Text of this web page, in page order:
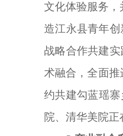
文化体验服务
造江永县青年
战略合作共建
术融合，全面
约共建勾蓝瑶
院、清华美院正